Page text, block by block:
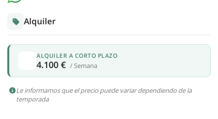
Alquiler
ALQUILER A CORTO PLAZO
4.100 € / Semana
Le informamos que el precio puede variar dependiendo de la
temporada